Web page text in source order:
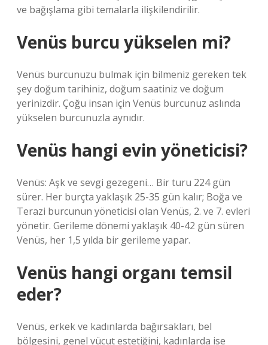
ve bağışlama gibi temalarla ilişkilendirilir.
Venüs burcu yükselen mi?
Venüs burcunuzu bulmak için bilmeniz gereken tek
şey doğum tarihiniz, doğum saatiniz ve doğum
yerinizdir. Çoğu insan için Venüs burcunuz aslında
yükselen burcunuzla aynıdır.
Venüs hangi evin yöneticisi?
Venüs: Aşk ve sevgi gezegeni… Bir turu 224 gün
sürer. Her burçta yaklaşık 25-35 gün kalır; Boğa ve
Terazi burcunun yöneticisi olan Venüs, 2. ve 7. evleri
yönetir. Gerileme dönemi yaklaşık 40-42 gün süren
Venüs, her 1,5 yılda bir gerileme yapar.
Venüs hangi organı temsil
eder?
Venüs, erkek ve kadınlarda bağırsakları, bel
bölgesini, genel vücut estetiğini, kadınlarda ise